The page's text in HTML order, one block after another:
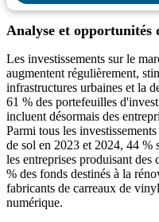
Analyse et opportunités
Les investissements sur le
augmentent régulièrement,
infrastructures urbaines et la
61 % des portefeuilles
incluent désormais des
Parmi tous les
de sol en 2023 et 2024, 44 %
les entreprises produisant
% des fonds destinés à la
fabricants de carreaux de
numérique.